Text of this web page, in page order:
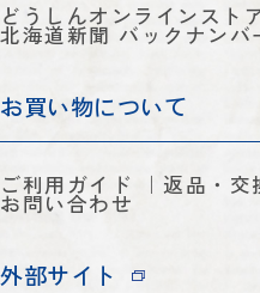
どうしんオンラインスト
北海道新聞 バックナンバ
お買い物について
ご利用ガイド 返品・交
お問い合わせ
外部サイト